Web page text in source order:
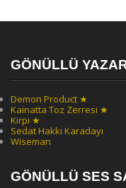
GÖNÜLLÜ
Demon Product ★
Kainatta Toz Zerresi ★
Kirpi ★
Sedat Hakkı Karadayı
Wiseman
GÖNÜLLÜ SES